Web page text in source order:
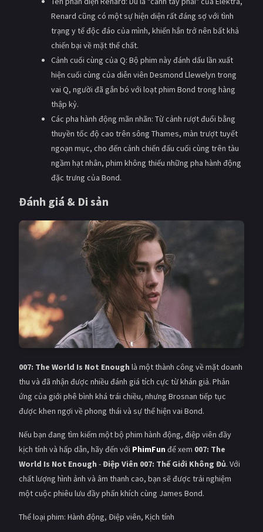
Renard cũng có một sự hiện diện rất đáng sợ với tình
trạng y tế độc đáo của mình, khiến hắn trở nên bất khả
chiến bại về mặt thể chất.
Cảnh cuối cùng của Q: Bộ phim này đánh dấu lần xuất
hiện cuối cùng của diễn viên Desmond Llewelyn trong
vai Q, người đã gắn bó với loạt phim Bond trong hàng
thập kỷ.
Các pha hành động mãn nhãn: Từ cảnh rượt đuổi bằng
thuyền tốc độ cao trên sông Thames, màn trượt tuyết
ngoạn mục, cho đến cảnh chiến đấu cuối cùng trên tàu
ngầm hạt nhân, phim không thiếu những pha hành động
đặc trưng của Bond.
Đánh giá & Di sản
007: The World Is Not Enough là một thành công về mặt doanh
thu và đã nhận được nhiều đánh giá tích cực từ khán giả. Phản
ứng của giới phê bình khá trái chiều, nhưng Brosnan tiếp tục
được khen ngợi về phong thái và sự thể hiện vai Bond.
Nếu bạn đang tìm kiếm một bộ phim hành động, điệp viên đầy
kịch tính và hấp dẫn, hãy đến với PhimFun để xem 007: The
World Is Not Enough -Điệp Viên 007: Thế Giới Không Đủ. Với
chất lượng hình ảnh và âm thanh cao, bạn sẽ được trải nghiệm
một cuộc phiêu lưu đầy phấn khích cùng James Bond.
Thể loại phim: Hành động, Điệp viên, Kịch tính